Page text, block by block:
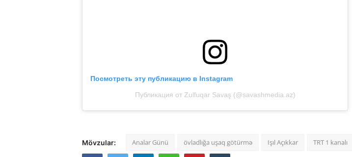
Посмотреть эту публикацию в Instagram
Публикация от Zulfuqar Savaş (@savashmedia.az)
Mövzular: Analar Günü övladlığa uşaq götürmə Işıl Açıkkar TRT 1 kanalı